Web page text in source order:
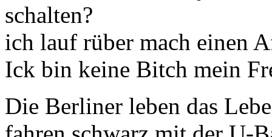
schalten?
ich lauf rüber mach einen
Ick bin keine Bitch mein
Die Berliner leben das